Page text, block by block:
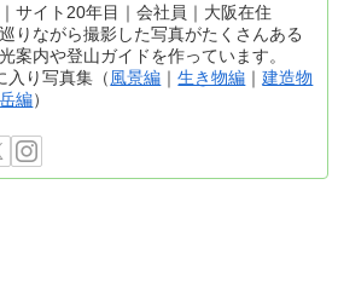
サイト20年目｜会社員｜大阪在住
りながら撮影した写真がたくさんある
案内や登山ガイドを作っています。
入り写真集（ 風景編 ｜生き物編 ｜建造物
編）